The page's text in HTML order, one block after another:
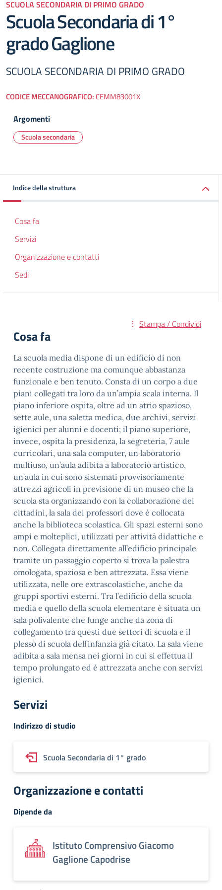
SCUOLA SECONDARIA DI PRIMO GRADO
Scuola Secondaria di 1°
grado Gaglione
SCUOLA SECONDARIA DI PRIMO GRADO
CODICE MECCANOGRAFICO: CEMM83001X
Argomenti
Scuola secondaria
Indice della struttura
Cosa fa
Servizi
Organizzazione e contatti
Sedi
Stampa / Condividi
Cosa fa
La scuola media dispone di un edificio di non
recente costruzione ma comunque abbastanza
funzionale e ben tenuto. Consta di un corpo a due
piani collegati tra loro da un’ampia scala interna. Il
piano inferiore ospita, oltre ad un atrio spazioso,
sette aule, una saletta medica, due archivi, servizi
igienici per alunni e docenti; il piano superiore,
invece, ospita la presidenza, la segreteria, 7 aule
curricolari, una sala computer, un laboratorio
multiuso, un’aula adibita a laboratorio artistico,
un’aula in cui sono sistemati provvisoriamente
attrezzi agricoli in previsione di un museo che la
scuola sta organizzando con la collaborazione dei
cittadini, la sala dei professori dove è collocata
anche la biblioteca scolastica. Gli spazi esterni sono
ampi e molteplici, utilizzati per attività didattiche e
non. Collegata direttamente all’edificio principale
tramite un passaggio coperto si trova la palestra
omologata, spaziosa e ben attrezzata. Essa viene
utilizzata, nelle ore extrascolastiche, anche da
gruppi sportivi esterni. Tra l’edificio della scuola
media e quello della scuola elementare è situata un
sala polivalente che funge anche da zona di
collegamento tra questi due settori di scuola e il
plesso di scuola dell’infanzia già citato. La sala viene
adibita a sala mensa nei giorni in cui si effettua il
tempo prolungato ed è attrezzata anche con servizi
igienici.
Servizi
Indirizzo di studio
Scuola Secondaria di 1° grado
Organizzazione e contatti
Dipende da
Istituto Comprensivo Giacomo
Gaglione Capodrise